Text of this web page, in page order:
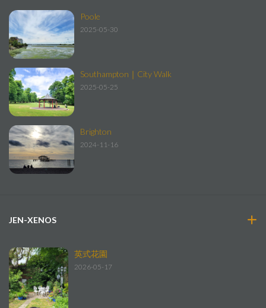
Poole
2025-05-30
Southampton｜City Walk
2025-05-25
Brighton
2024-11-16
JEN-XENOS
英式花園
2026-05-17